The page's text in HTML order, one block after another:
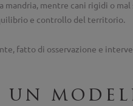
mandria, mentre cani rigidi o
e controllo del territorio.
fatto di osservazione e
un